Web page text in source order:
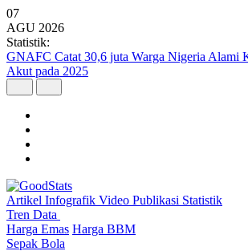
07
AGU 2026
Statistik:
GNAFC Catat 30,6 juta Warga Nigeria Alami
Akut pada 2025
Artikel Infografik Video Publikasi Statistik
Tren Data
Harga Emas Harga BBM
Sepak Bola